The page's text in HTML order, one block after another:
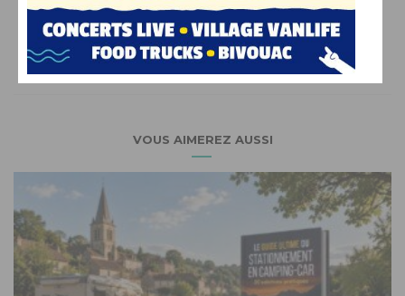
Voyage, musique et océan : venez découvrir et
célébrer la vanlife en Bretagne !
VOUS AIMEREZ AUSSI